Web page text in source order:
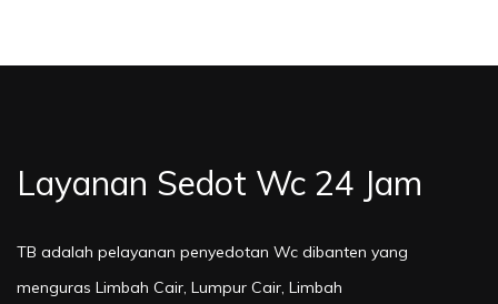
Layanan Sedot Wc 24 Jam
TB adalah pelayanan penyedotan Wc dibanten yang
menguras Limbah Cair, Lumpur Cair, Limbah